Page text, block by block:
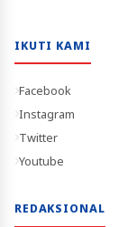
IKUTI KAMI
Facebook
Instagram
Twitter
Youtube
REDAKSIONAL